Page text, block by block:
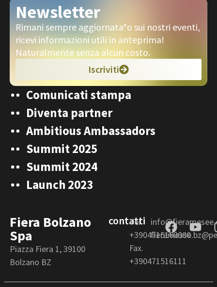
Newsletter
Rimani sempre aggiornata*o sui nostri eventi,
ricevi informazioni utili in anteprima!
Naturalmente senza alcun costo.
Iscriviti
Comunicati stampa
Diventa partner
Ambitious Ambassadors
Summit 2025
Summit 2024
Launch 2023
Fiera Bolzano
Spa
Piazza Fiera 1, 39100
Bolzano BZ
contatti
Tel.
+3904715160000
Fax.
+390471516111